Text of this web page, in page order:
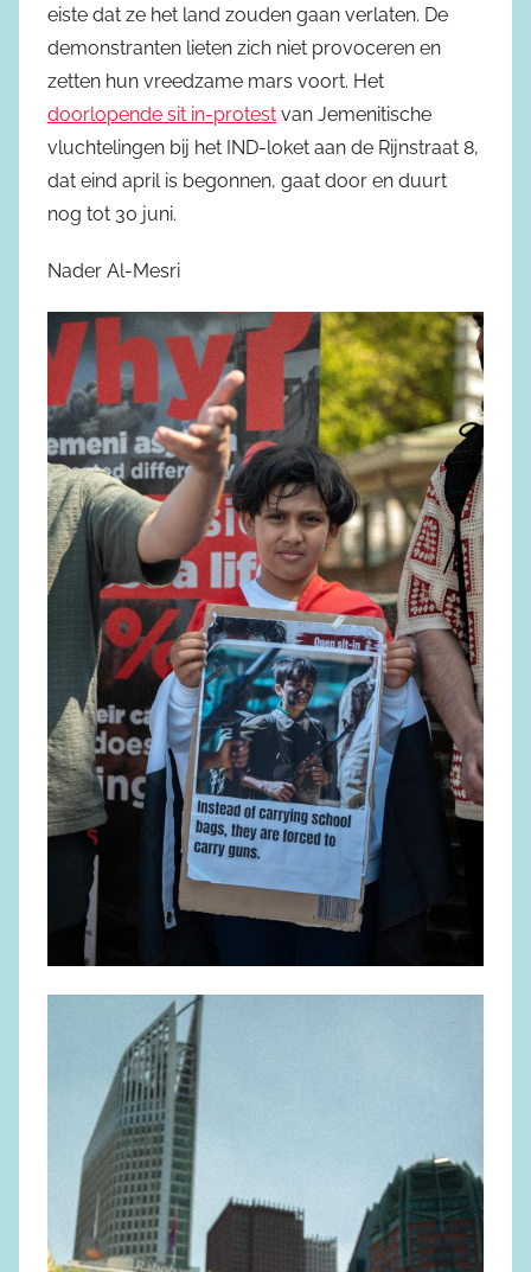
eiste dat ze het land zouden gaan verlaten. De
demonstranten lieten zich niet provoceren en
zetten hun vreedzame mars voort. Het
doorlopende sit in-protest van Jemenitische
vluchtelingen bij het IND-loket aan de Rijnstraat 8,
dat eind april is begonnen, gaat door en duurt
nog tot 30 juni.
Nader Al-Mesri